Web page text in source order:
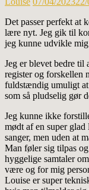
Det passer perfekt at
lære nyt. Jeg gik til
jeg kunne udvikle mig
Jeg er blevet bedre
register og forskellen
fuldstændig umuligt at
som så pludselig gør
Jeg kunne ikke
mødt af en super
sanger, men uden at
Man føler sig tilpas
hyggelige samtaler
være og for mig
Louise er super